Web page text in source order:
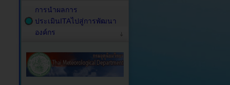
การนำผลการ
ประเมินITAไปสู่การพัฒนา
องค์กร